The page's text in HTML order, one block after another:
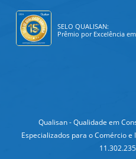
SELO QUALISAN:
Prêmio por Excelência
Qualisan - Qualidade em
Especializados para o Comércio e